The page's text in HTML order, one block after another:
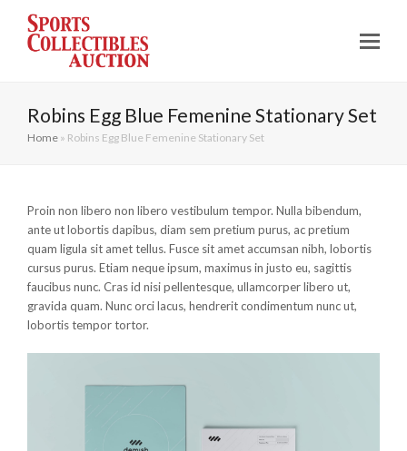
Robins Egg Blue Femenine Stationary Set
Home » Robins Egg Blue Femenine Stationary Set
Proin non libero non libero vestibulum tempor. Nulla bibendum,
ante ut lobortis dapibus, diam sem pretium purus, ac pretium
quam ligula sit amet tellus. Fusce sit amet accumsan nibh, lobortis
cursus purus. Etiam neque ipsum, maximus in justo eu, sagittis
faucibus nunc. Cras id nisi pellentesque, ullamcorper libero ut,
gravida quam. Nunc orci lacus, hendrerit condimentum nunc ut,
lobortis tempor tortor.